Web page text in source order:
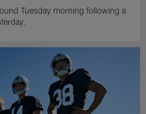
Tuesday morning following a